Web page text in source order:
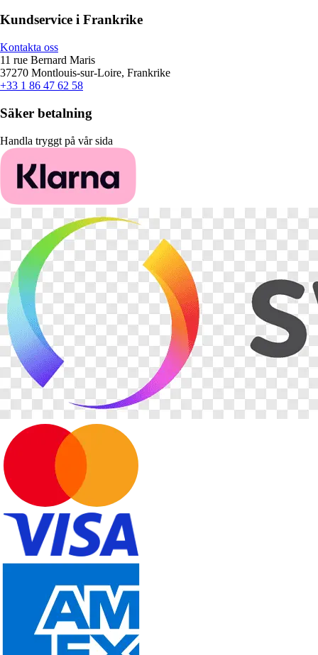
Kundservice i Frankrike
Kontakta oss
11 rue Bernard Maris
37270 Montlouis-sur-Loire, Frankrike
+33 1 86 47 62 58
Säker betalning
Handla tryggt på vår sida